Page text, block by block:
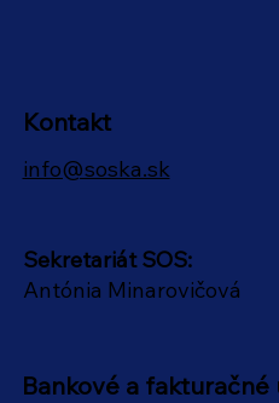
Bankové a fakturačné
Kontakt
info@soska.sk
Sekretariát SOS:
Antónia Minarovičová